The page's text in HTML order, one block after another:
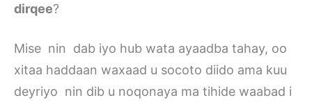
dirqee?
Mise nin dab iyo hub wata ayaadba tahay, oo
xitaa haddaan waxaad u socoto diido ama kuu
deyriyo nin dib u noqonaya ma tihide waabad i